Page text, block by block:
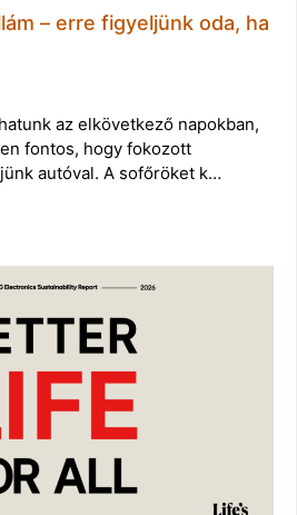
– erre figyeljünk oda, ha
az elkövetkező napokban,
fontos, hogy fokozott
autóval. A sofőröket k…